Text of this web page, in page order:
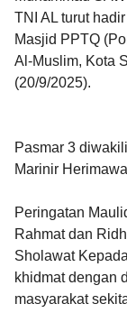
TNI AL turut
Masjid PPTQ
Al-Muslim, Kota
(20/9/2025).
Pasmar 3
Marinir
Peringatan
Rahmat dan
Sholawat
khidmat dengan
masyarakat